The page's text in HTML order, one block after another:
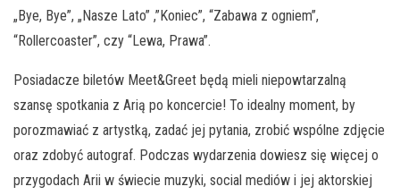
„Bye, Bye”, „Nasze Lato” ,”Koniec”, “Zabawa z ogniem”,
“Rollercoaster”, czy “Lewa, Prawa”.
Posiadacze biletów Meet&Greet będą mieli niepowtarzalną
szansę spotkania z Arią po koncercie! To idealny moment, by
porozmawiać z artystką, zadać jej pytania, zrobić wspólne zdjęcie
oraz zdobyć autograf. Podczas wydarzenia dowiesz się więcej o
przygodach Arii w świecie muzyki, social mediów i jej aktorskiej